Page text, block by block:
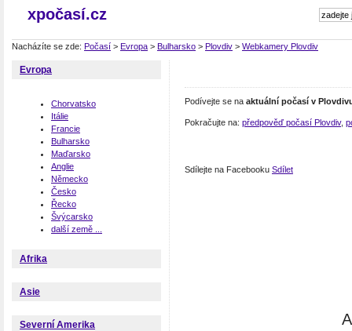
xpočasí.cz
Nacházíte se zde: Počasí > Evropa > Bulharsko > Plovdiv > Webkamery Plovdiv
Evropa
Chorvatsko
Itálie
Francie
Bulharsko
Maďarsko
Anglie
Německo
Česko
Řecko
Švýcarsko
další země ...
Afrika
Asie
Severní Amerika
Podívejte se na aktuální počasí v
Pokračujte na: předpověď počasí Plovdiv,
Sdílejte na Facebooku Sdílet